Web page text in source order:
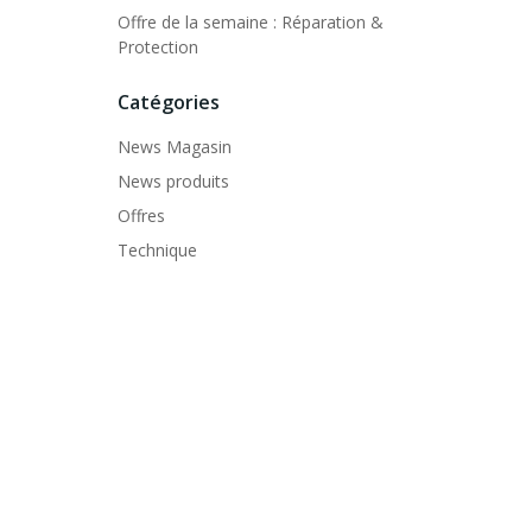
Offre de la semaine : Réparation &
Protection
Catégories
News Magasin
News produits
Offres
Technique